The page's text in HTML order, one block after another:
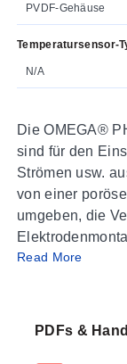
PVDF-Gehäuse
Temperatursensor-
N/A
Die OMEGA®
sind für den
Strömen usw.
von einer
umgeben, die
einfache 1/4-
angeschlossen
Read More
PDFs &